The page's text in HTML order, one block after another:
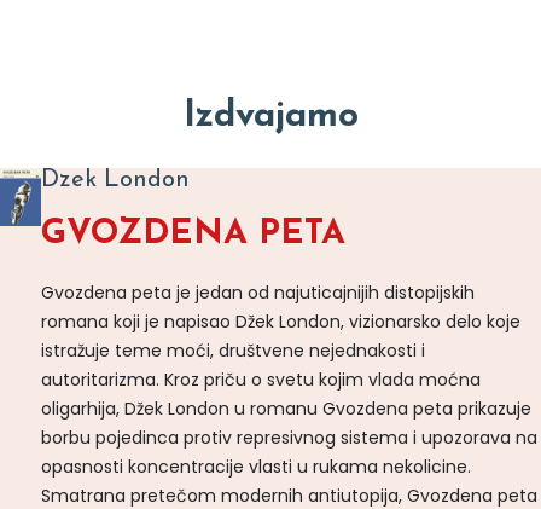
Izdvajamo
Dzek London
GVOZDENA PETA
Gvozdena peta je jedan od najuticajnijih distopijskih
romana koji je napisao Džek London, vizionarsko delo koje
istražuje teme moći, društvene nejednakosti i
autoritarizma. Kroz priču o svetu kojim vlada moćna
oligarhija, Džek London u romanu Gvozdena peta prikazuje
borbu pojedinca protiv represivnog sistema i upozorava na
opasnosti koncentracije vlasti u rukama nekolicine.
Smatrana pretečom modernih antiutopija, Gvozdena peta